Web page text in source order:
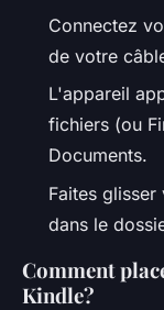
Connectez
de votre
L'appareil
fichiers (ou
Documents.
Faites
dans le
Comment
Kindle?